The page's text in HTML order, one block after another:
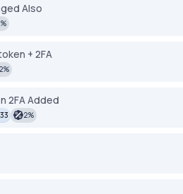
Also
+ 2FA
2%
2FA Added
2%